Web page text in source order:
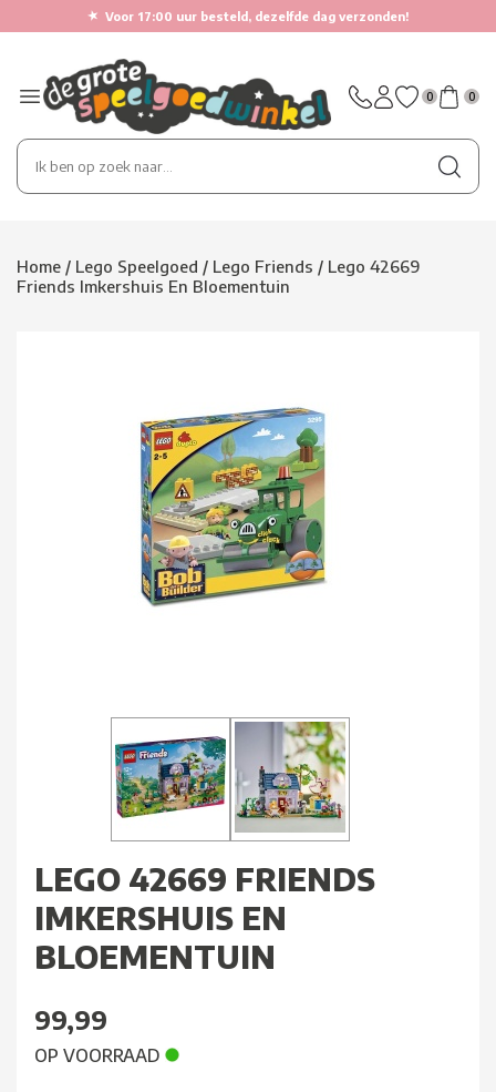
★ Voor 17:00 uur besteld, dezelfde dag verzonden!
0 0
Home / Lego Speelgoed / Lego Friends / Lego 42669
Friends Imkershuis En Bloementuin
LEGO 42669 FRIENDS
IMKERSHUIS EN
BLOEMENTUIN
99,99
OP VOORRAAD